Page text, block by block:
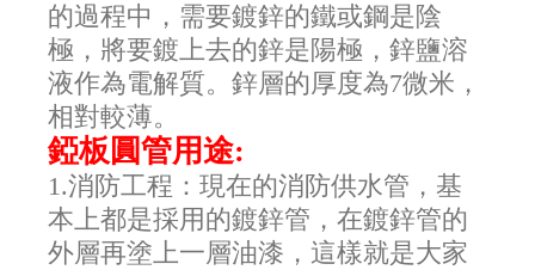
的過程中，需要鍍鋅的鐵或鋼是陰
極，將要鍍上去的鋅是陽極，鋅鹽溶
液作為電解質。鋅層的厚度為7微米，
相對較薄。
錏板圓管用途:
1.消防工程：現在的消防供水管，基
本上都是採用的鍍鋅管，在鍍鋅管的
外層再塗上一層油漆，這樣就是大家